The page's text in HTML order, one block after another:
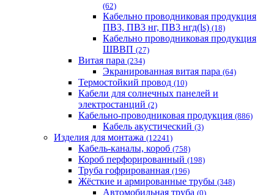
(62)
Кабельно проводниковая продукция
ПВ3, ПВ3 нг, ПВ3 нгд(ls) (18)
Кабельно проводниковая продукция
ШВВП (27)
Витая пара (234)
Экранированная витая пара (64)
Термостойкий провод (10)
Кабели для солнечных панелей и
электростанций (2)
Кабельно-проводниковая продукция (886)
Кабель акустический (3)
Изделия для монтажа (12241)
Кабель-каналы, короб (758)
Короб перфорированный (198)
Труба гофрированная (196)
Жёсткие и армированные трубы (348)
Автомобильная труба (0)